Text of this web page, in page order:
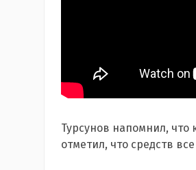
Турсунов напомнил, что
отметил, что средств